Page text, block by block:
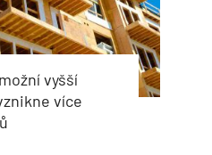
vyšší
více